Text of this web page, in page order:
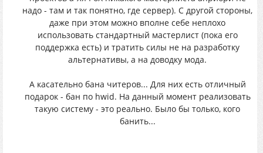
надо - там и так понятно, где сервер). С другой стороны,
даже при этом можно вполне себе неплохо
использовать стандартный мастерлист (пока его
поддержка есть) и тратить силы не на разработку
альтернативы, а на доводку мода.
А касательно бана читеров... Для них есть отличный
подарок - бан по hwid. На данный момент реализовать
такую систему - это реально. Было бы только, кого
банить...